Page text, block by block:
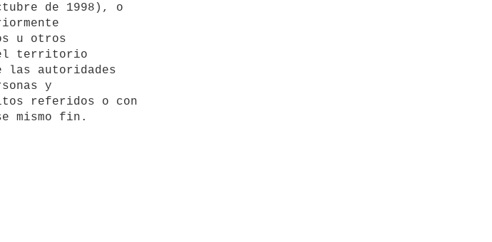
de 1998), o
u otros
territorio
las autoridades
y
referidos o con